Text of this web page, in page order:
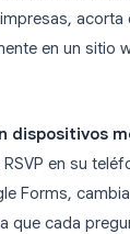
acorta
en un sitio
dispositivos
en su
Forms,
que cada